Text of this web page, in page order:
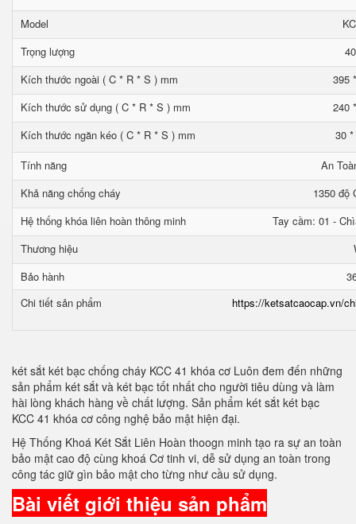
Model
Trọng lượng
Kích thước ngoài ( C * R * S ) mm
395
Kích thước sử dụng ( C * R * S ) mm
240
Kích thước ngăn kéo ( C * R * S ) mm
30
Tính năng
An
Khả năng chống cháy
1350 độ
Hệ thống khóa liên hoàn thông minh
Tay cầm: 01 -
Thương hiệu
Bảo hành
Chi tiết sản phẩm
https://ketsatcaocap.vn/
két sắt két bạc chống cháy KCC 41 khóa cơ Luôn đem đến những
sản phẩm két sắt và két bạc tốt nhất cho người tiêu dùng và làm
hài lòng khách hàng về chất lượng. Sản phẩm két sắt két bạc
KCC 41 khóa cơ công nghệ bảo mật hiện đại.
Hệ Thống Khoá Két Sắt Liên Hoàn thoogn minh tạo ra sự an toàn
bảo mật cao độ cùng khoá Cơ tinh vi, dễ sử dụng an toàn trong
công tác giữ gìn bảo mật cho từng như cầu sử dụng.
Bài viết giới thiệu sản phẩm